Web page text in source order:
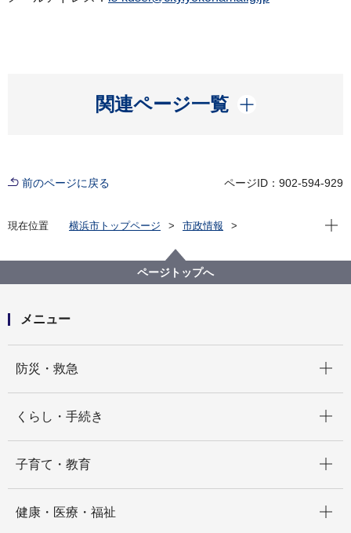
関連ページ一覧
開く
前のページに戻る ページID：902-594-929
現在位置 横浜市トップページ
市政情報
磯子区制100周年記念 いそご「百彩パネル」制作プロ
ジェクトが始動します！～皆様の“磯子の思い出”を募集
現在
ページトップへ
メニュー
防災・救急
くらし・手続き
子育て・教育
健康・医療・福祉